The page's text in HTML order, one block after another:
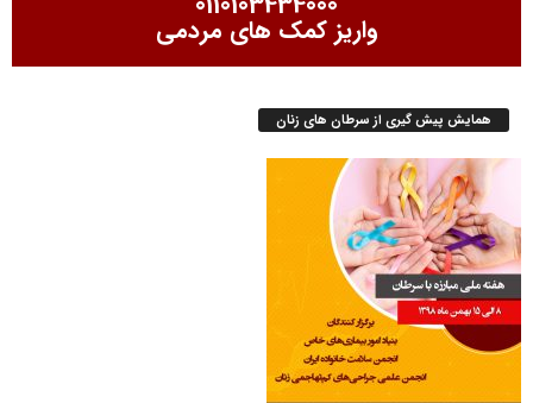
واریز کمک های مردمی
همایش پیش گیری از سرطان های زنان